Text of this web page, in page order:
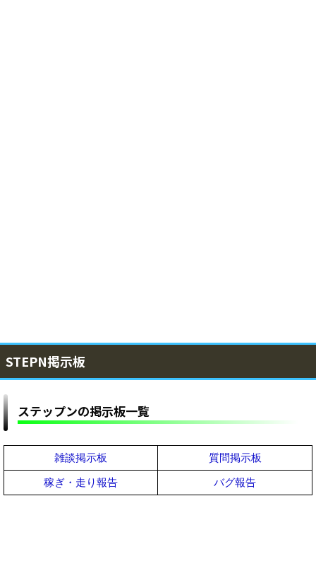
STEPN掲示板
ステップンの掲示板一覧
雑談掲示板
質問掲示板
稼ぎ・走り報告
バグ報告